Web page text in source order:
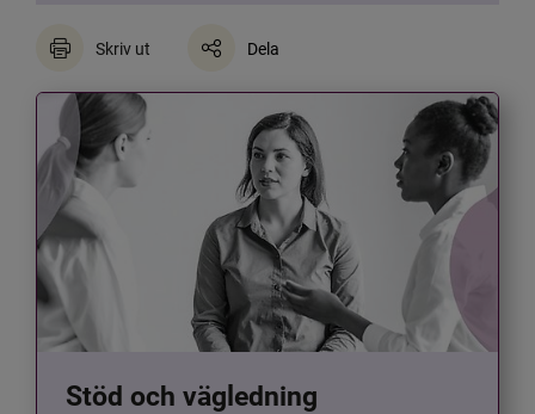
Skriv ut Dela
Stöd och vägledning